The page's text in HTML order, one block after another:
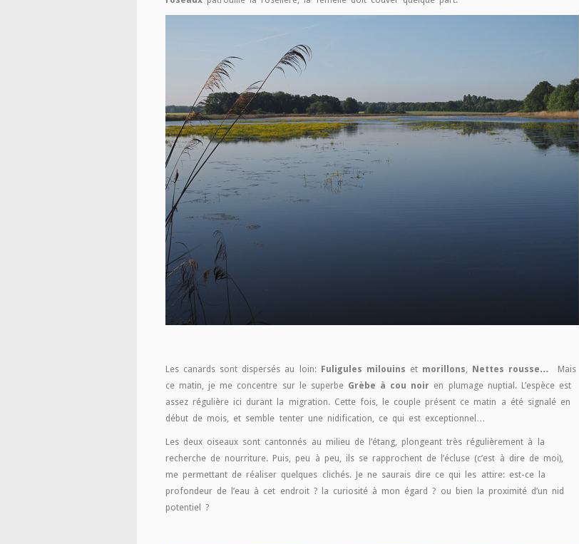
Les canards sont dispersés au loin: Fuligules milouins et morillons, Nettes rousse… Mais
ce matin, je me concentre sur le superbe Grèbe à cou noir en plumage nuptial. L’espèce est
assez régulière ici durant la migration. Cette fois, le couple présent ce matin a été signalé en
début de mois, et semble tenter une nidification, ce qui est exceptionnel…
Les deux oiseaux sont cantonnés au milieu de l’étang, plongeant très régulièrement à la
recherche de nourriture. Puis, peu à peu, ils se rapprochent de l’écluse (c’est à dire de moi),
me permettant de réaliser quelques clichés. Je ne saurais dire ce qui les attire: est-ce la
profondeur de l’eau à cet endroit ? la curiosité à mon égard ? ou bien la proximité d’un nid
potentiel ?